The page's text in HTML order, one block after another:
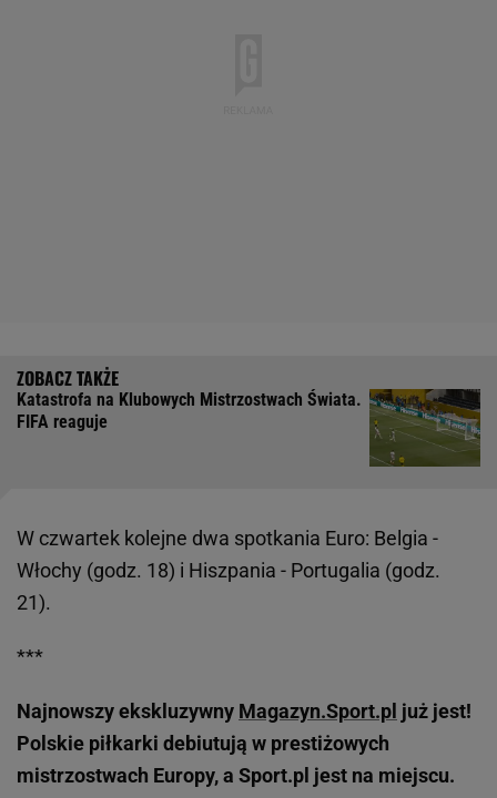
Katastrofa na Klubowych Mistrzostwach Świata.
FIFA reaguje
W czwartek kolejne dwa spotkania Euro: Belgia -
Włochy (godz. 18) i Hiszpania - Portugalia (godz.
21).
***
Najnowszy ekskluzywny Magazyn.Sport.pl już jest!
Polskie piłkarki debiutują w prestiżowych
mistrzostwach Europy, a Sport.pl jest na miejscu.